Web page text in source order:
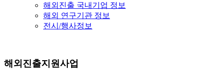
해외진출 국내기업 정보
해외 연구기관 정보
전시/행사정보
해외진출지원사업